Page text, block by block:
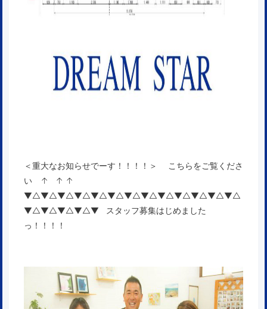
＜重大なお知らせでーす！！！！＞
こちらをご覧くださ
い ↑ ↑ ↑
▼△▼△▼△▼△▼△▼△▼△▼△▼△▼△▼△▼△▼△
▼△▼△▼△▼△▼ スタッフ募集はじめました
っ！！！！